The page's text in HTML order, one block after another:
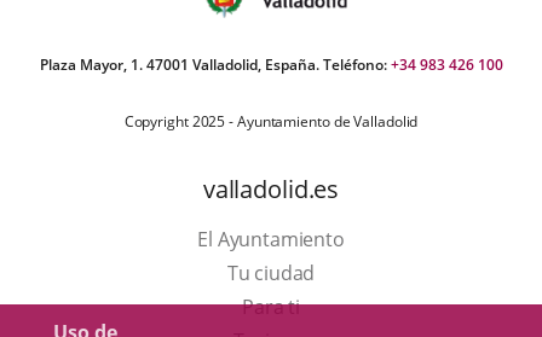
Plaza Mayor, 1. 47001 Valladolid, España. Teléfono:+34 983 426 100
Copyright 2025 - Ayuntamiento de Valladolid
valladolid.es
El Ayuntamiento
Tu ciudad
Para ti